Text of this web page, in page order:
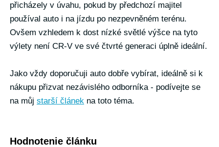
přicházely v úvahu, pokud by předchozí majitel
používal auto i na jízdu po nezpevněném terénu.
Ovšem vzhledem k dost nízké světlé výšce na tyto
výlety není CR-V ve své čtvrté generaci úplně ideální.
Jako vždy doporučuji auto dobře vybírat, ideálně si k
nákupu přizvat nezávislého odborníka - podívejte se
na můj starší článek na toto téma.
Hodnotenie článku